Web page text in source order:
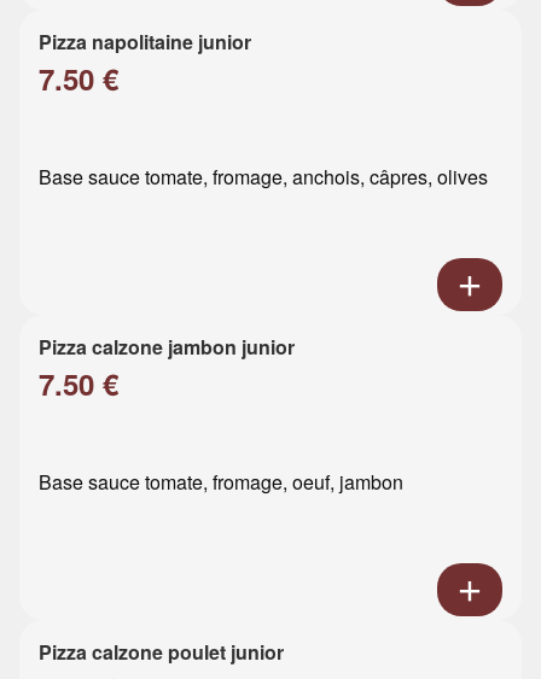
Pizza napolitaine junior
7.50 €
Base sauce tomate, fromage, anchois, câpres, olives
Pizza calzone jambon junior
7.50 €
Base sauce tomate, fromage, oeuf, jambon
Pizza calzone poulet junior